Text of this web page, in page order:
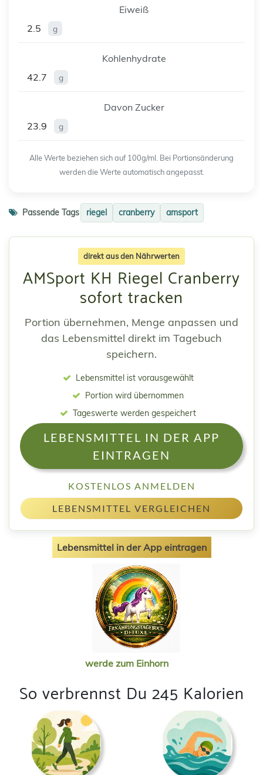
Eiweiß
2.5
g
Kohlenhydrate
42.7
g
Davon Zucker
23.9
g
Alle Werte beziehen sich auf 100g/ml. Bei Portionsänderung
werden die Werte automatisch angepasst.
Passende Tags riegel cranberry amsport
direkt aus den Nährwerten
AMSport KH Riegel Cranberry
sofort tracken
Portion übernehmen, Menge anpassen und
das Lebensmittel direkt im Tagebuch
speichern.
Lebensmittel ist vorausgewählt
Portion wird übernommen
Tageswerte werden gespeichert
LEBENSMITTEL IN DER APP
EINTRAGEN
KOSTENLOS ANMELDEN
LEBENSMITTEL VERGLEICHEN
Lebensmittel in der App eintragen
werde zum Einhorn
So verbrennst Du 245 Kalorien